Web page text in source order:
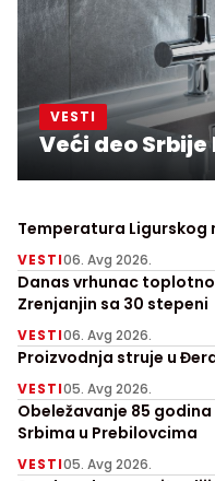
VESTI
Veći deo
Temperatura Ligurskog
VESTI06. Avg 2026.
Danas vrhunac
Zrenjanjin sa 30 stepeni
VESTI06. Avg 2026.
Proizvodnja struje u
VESTI05. Avg 2026.
Obeležavanje 85
Srbima u Prebilovcima
VESTI05. Avg 2026.